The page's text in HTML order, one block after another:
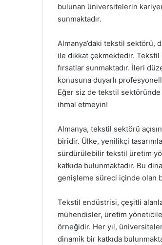
bulunan üniversitelerin
sunmaktadır.
Almanya’daki tekstil sektörü,
ile dikkat çekmektedir.
fırsatlar sunmaktadır. İleri
konusuna duyarlı
Eğer siz de tekstil sektöründe
ihmal etmeyin!
Almanya, tekstil sektörü
biridir. Ülke, yenilikçi
sürdürülebilir tekstil üretim
katkıda bulunmaktadır. Bu
genişleme süreci içinde olan
Tekstil endüstrisi, çeşitli
mühendisler, üretim
örneğidir. Her yıl,
dinamik bir katkıda